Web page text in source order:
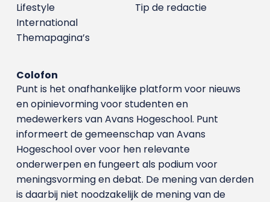
Tip de redactie
Lifestyle
International
Themapagina’s
Colofon
Punt is het onafhankelijke platform voor nieuws
en opinievorming voor studenten en
medewerkers van Avans Hoge­school. Punt
informeert de gemeenschap van Avans
Hogeschool over voor hen relevante
onderwerpen en fungeert als podium voor
meningsvorming en debat. De mening van derden
is daarbij niet noodzakelijk de mening van de